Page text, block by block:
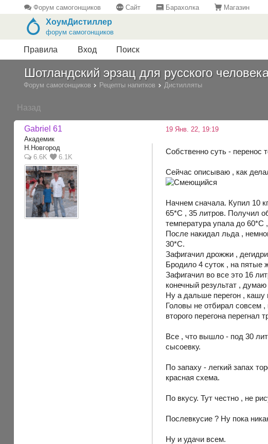
Форум самогонщиков Сайт Барахолка Магазин
ХоумДистиллер
форум самогонщиков
Правила Вход Поиск
Шотландский эрзац для русского
Форум самогонщиков Рецепты напитков Дистилляты
Назад
Gabriel 61
Академик
Н.Новгород
6.6K
6.1K
19 Янв. 22, 19:19
Собственно суть - перенос
Сейчас описываю , как
Начнем сначала. Купил 10
65*С , 35 литров. Получил
температура упала до 60*С
После накидал льда ,
30*С.
Зафигачил дрожжи ,
Бродило 4 суток , на пятые
Зафигачил во все это 16
конечный результат , думаю
Ну а дальше перегон , кашу
Головы не отбирал совсем
второго перегона перегнал
Все , что вышло - под 30
сысоевку.
По запаху - легкий запах
красная схема.
По вкусу. Тут честно , не
Послевкусие ? Ну пока
Ну и удачи всем.